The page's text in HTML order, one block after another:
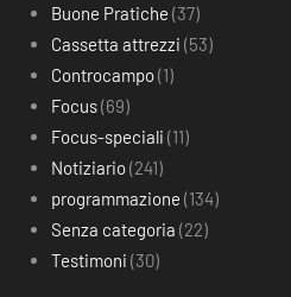
Buone Pratiche (37)
Cassetta attrezzi (53)
Controcampo(1)
Focus(69)
Focus-speciali (11)
Notiziario(241)
programmazione (134)
Senza categoria (22)
Testimoni (30)